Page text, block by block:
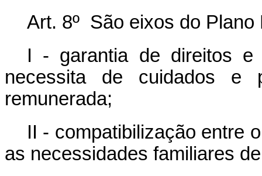
Art. 8º São eixos do
I - garantia de direitos e
necessita de cuidados e
remunerada;
II - compatibilização entre
as necessidades familiares